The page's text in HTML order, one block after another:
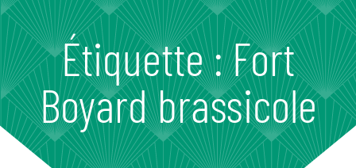
Étiquette : Fort
Boyard brassicole